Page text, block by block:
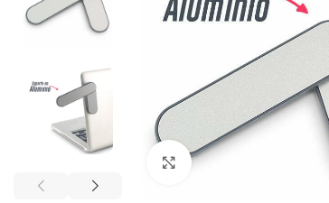
Clic para ampliar